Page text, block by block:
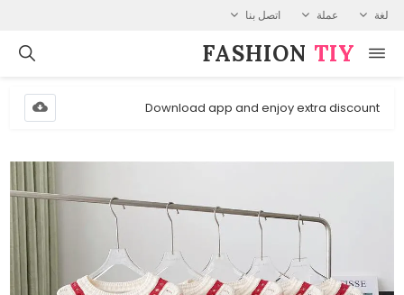
لغة عملة اتصل بنا
FASHION⁠ TIY
Download app and enjoy extra discount